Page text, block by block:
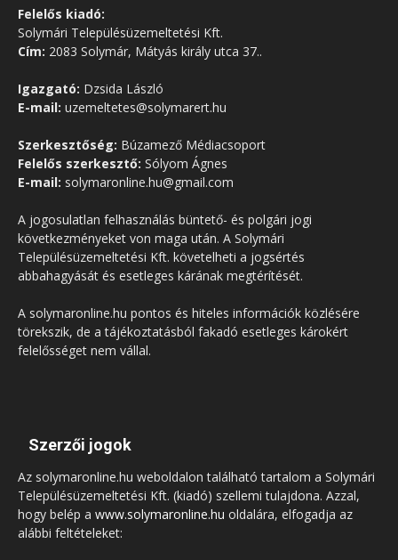
Felelős kiadó:
Solymári Településüzemeltetési Kft.
Cím: 2083 Solymár, Mátyás király utca 37..
Igazgató: Dzsida László
E-mail: uzemeltetes@solymarert.hu
Szerkesztőség: Búzamező Médiacsoport
Felelős szerkesztő: Sólyom Ágnes
E-mail: solymaronline.hu@gmail.com
A jogosulatlan felhasználás büntető- és polgári jogi
következményeket von maga után. A Solymári
Településüzemeltetési Kft. követelheti a jogsértés
abbahagyását és esetleges kárának megtérítését.
A solymaronline.hu pontos és hiteles információk közlésére
törekszik, de a tájékoztatásból fakadó esetleges károkért
felelősséget nem vállal.
Szerzői jogok
Az solymaronline.hu weboldalon található tartalom a Solymári
Településüzemeltetési Kft. (kiadó) szellemi tulajdona. Azzal,
hogy belép a www.solymaronline.hu oldalára, elfogadja az
alábbi feltételeket: